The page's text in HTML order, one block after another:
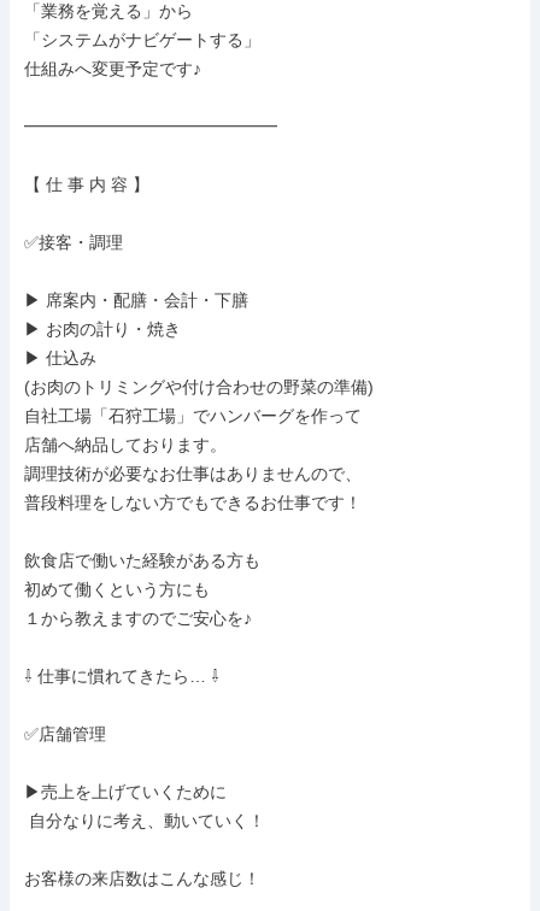
「業務を覚える」から
「システムがナビゲートする」
仕組みへ変更予定です♪
━━━━━━━━━━━━━━━
【 仕 事 内 容 】
✅接客・調理
▶ 席案内・配膳・会計・下膳
▶ お肉の計り・焼き
▶ 仕込み
(お肉のトリミングや付け合わせの野菜の準備)
自社工場「石狩工場」でハンバーグを作って
店舗へ納品しております。
調理技術が必要なお仕事はありませんので、
普段料理をしない方でもできるお仕事です！
飲食店で働いた経験がある方も
初めて働くという方にも
１から教えますのでご安心を♪
⇩ 仕事に慣れてきたら… ⇩
✅店舗管理
▶売上を上げていくために
お客様の来店数はこんな感じ！